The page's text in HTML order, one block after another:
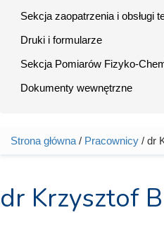
Sekcja zaopatrzenia i obsługi
Druki i formularze
Sekcja Pomiarów Fizyko-
Dokumenty wewnętrzne
Jesteś tutaj
Strona główna / Pracownicy / dr
dr Krzysztof